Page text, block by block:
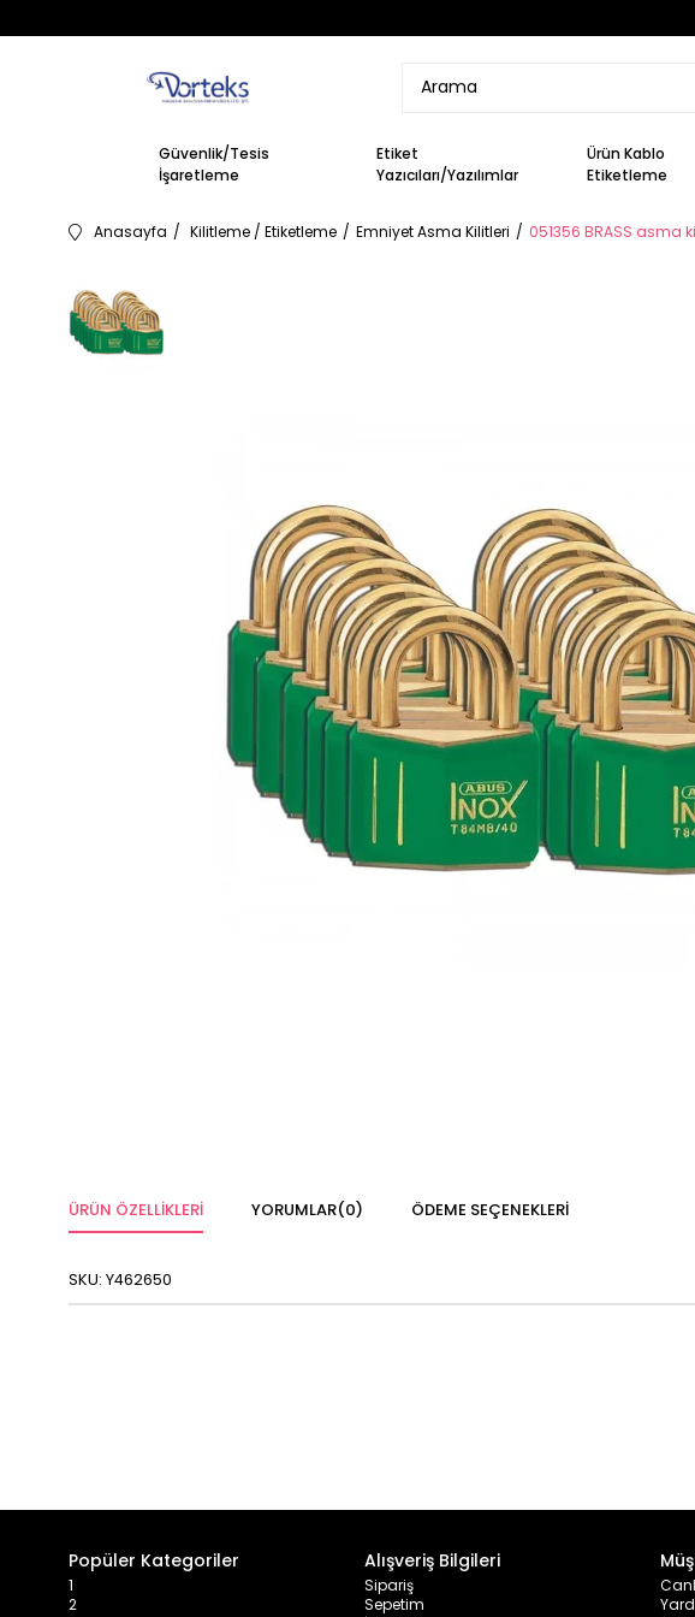
Güvenlik/Tesis
İşaretleme
Etiket
Yazıcıları/Yazılımlar
Ürün Kablo
Etiketleme
Anasayfa Kilitleme / Etiketleme Emniyet Asma Kilitleri 051356 BRASS asma
ÜRÜN ÖZELLIKLERI YORUMLAR(0) ÖDEME SEÇENEKLERI
SKU: Y462650
Popüler Kategoriler
1
2
Alışveriş Bilgileri
Sipariş
Sepetim